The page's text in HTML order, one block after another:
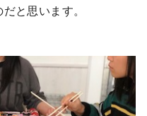
と思います。